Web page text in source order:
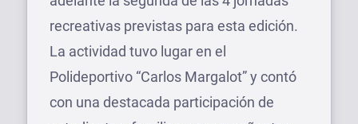
recreativas previstas para esta edición.
La actividad tuvo lugar en el
Polideportivo “Carlos Margalot” y contó
con una destacada participación de